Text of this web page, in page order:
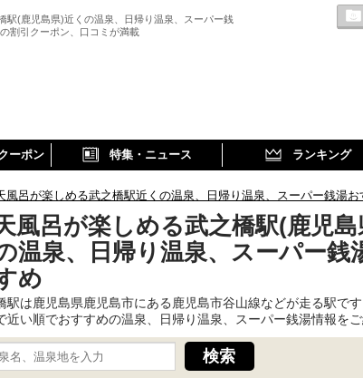
駅(鹿児島県)近くの温泉、日帰り温泉、スーパー銭
割引クーポン、口コミが満載
ーポン 特集・ニュース ランキング
風呂が楽しめる武之橋駅近くの温泉、日帰り温泉、スーパー銭湯お
風呂が楽しめる武之橋駅(鹿児島
温泉、日帰り温泉、スーパー銭
め
駅は鹿児島県鹿児島市にある鹿児島市谷山線などが走る駅で
近い順でおすすめの温泉、日帰り温泉、スーパー銭湯情報をご